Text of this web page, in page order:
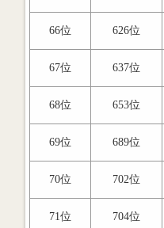
66位 626位
67位 637位
68位 653位
69位 689位
70位 702位
71位 704位